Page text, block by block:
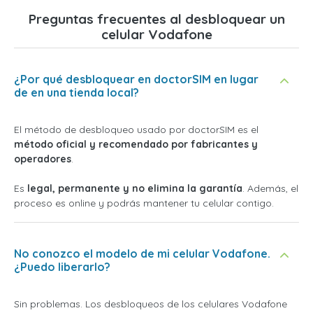
Preguntas frecuentes al desbloquear un
celular Vodafone
¿Por qué desbloquear en doctorSIM en lugar
de en una tienda local?
El método de desbloqueo usado por doctorSIM es el
método oficial y recomendado por fabricantes y
operadores.
Es legal, permanente y no elimina la garantía. Además, el
proceso es online y podrás mantener tu celular contigo.
No conozco el modelo de mi celular Vodafone.
¿Puedo liberarlo?
Sin problemas. Los desbloqueos de los celulares Vodafone